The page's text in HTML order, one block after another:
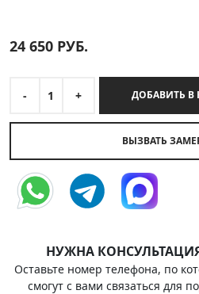
24 650 РУБ.
- 1 +
НУЖНА
Оставьте номер телефона, по
смогут с вами связаться для